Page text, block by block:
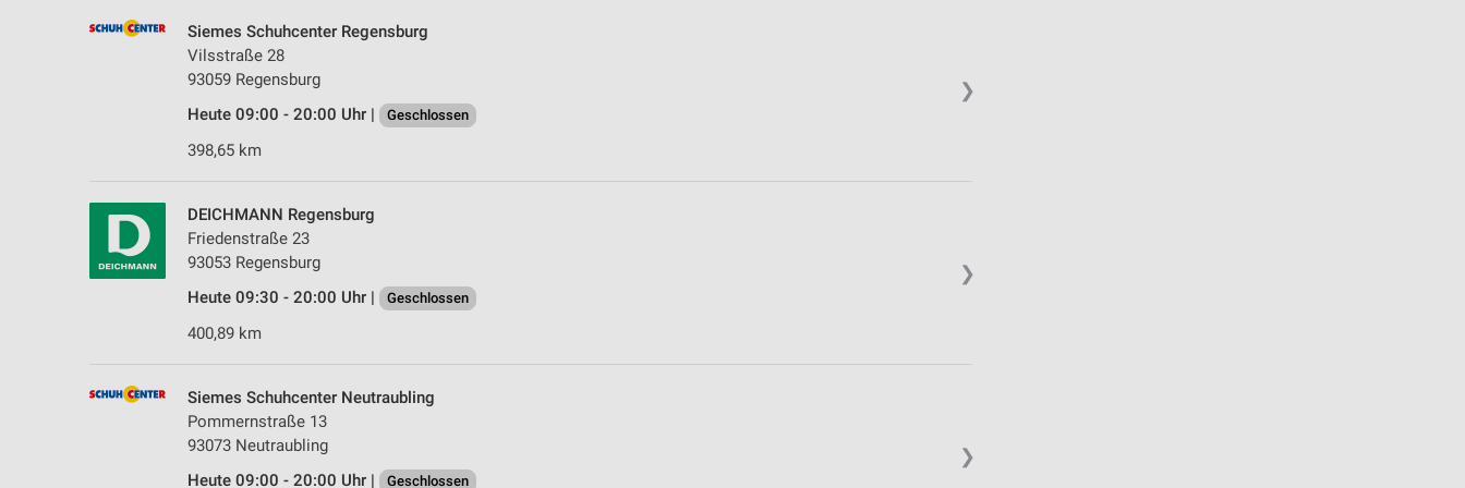
❯
Siemes Schuhcenter Regensburg
Vilsstraße 28
93059 Regensburg
Heute 09:00 - 20:00 Uhr |
Geschlossen
398,65 km
❯
DEICHMANN Regensburg
Friedenstraße 23
93053 Regensburg
Heute 09:30 - 20:00 Uhr |
Geschlossen
400,89 km
❯
Siemes Schuhcenter Neutraubling
Pommernstraße 13
93073 Neutraubling
Heute 09:00 - 20:00 Uhr |
Geschlossen